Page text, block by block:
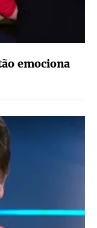
emociona